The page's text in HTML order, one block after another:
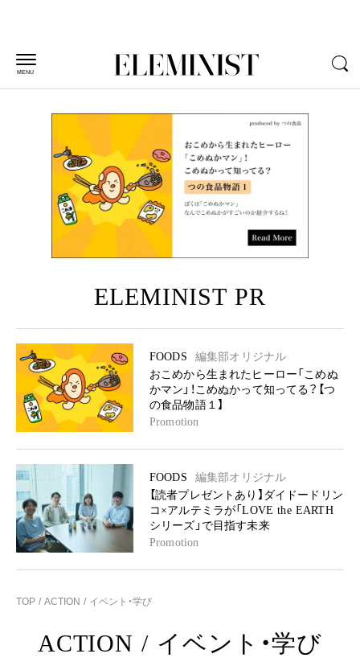
MENU
ELEMINIST PR
FOODS
編集部オリジナル
おこめから生まれたヒーロー「こめぬ
かマン」！こめぬかって知ってる？【つ
の食品物語１】
Promotion
FOODS
編集部オリジナル
【読者プレゼントあり】ダイドードリン
コ×アルテミラが「LOVE the EARTH
シリーズ」で目指す未来
Promotion
TOP ACTION イベント・学び
ACTION/ イベント・学び